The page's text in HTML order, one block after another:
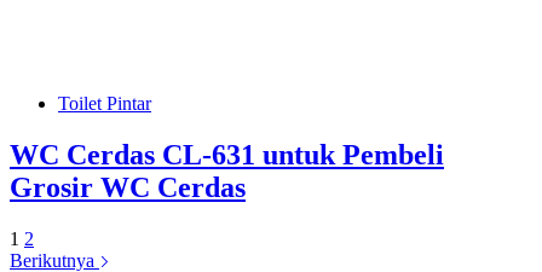
Toilet Pintar
WC Cerdas CL-631 untuk Pembeli
Grosir WC Cerdas
1 2
Berikutnya